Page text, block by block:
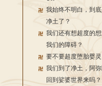
我始终不明白，到
净土了？
我们还有想超度的
我们的障碍？
要不要超度堕胎婴灵
我们到了净土，阿
回到娑婆世界来吗？